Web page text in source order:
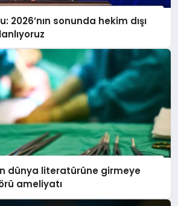
2026’nın sonunda hekim dışı
dünya literatürüne girmeye
ameliyatı